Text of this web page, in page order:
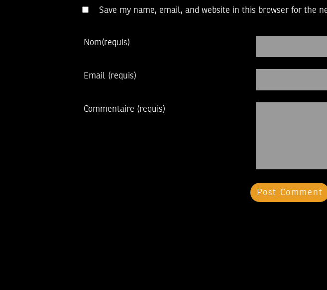
Save my name, email, and website in this browser for the
Nom(requis)
Email (requis)
Commentaire (requis)